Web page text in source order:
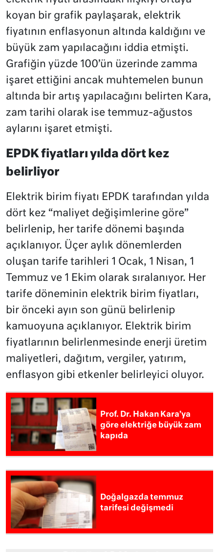
koyan bir grafik paylaşarak, elektrik
fiyatının enflasyonun altında kaldığını ve
büyük zam yapılacağını iddia etmişti.
Grafiğin yüzde 100’ün üzerinde zamma
işaret ettiğini ancak muhtemelen bunun
altında bir artış yapılacağını belirten Kara,
zam tarihi olarak ise temmuz-ağustos
aylarını işaret etmişti.
EPDK fiyatları yılda dört kez
belirliyor
Elektrik birim fiyatı EPDK tarafından yılda
dört kez “maliyet değişimlerine göre”
belirlenip, her tarife dönemi başında
açıklanıyor. Üçer aylık dönemlerden
oluşan tarife tarihleri 1 Ocak, 1 Nisan, 1
Temmuz ve 1 Ekim olarak sıralanıyor. Her
tarife döneminin elektrik birim fiyatları,
bir önceki ayın son günü belirlenip
kamuoyuna açıklanıyor. Elektrik birim
fiyatlarının belirlenmesinde enerji üretim
maliyetleri, dağıtım, vergiler, yatırım,
enflasyon gibi etkenler belirleyici oluyor.
Prof. Dr. Hakan Kara’ya
göre elektriğe büyük zam
kapıda
Doğalgazda temmuz
tarifesi değişmedi